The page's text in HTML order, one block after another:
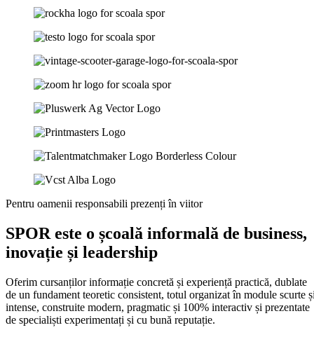
Pentru oamenii responsabili prezenți în viitor
SPOR este o școală informală de business,
inovație și leadership
Oferim cursanților informație concretă și experiență practică, dublate
de un fundament teoretic consistent, totul organizat în module scurte
intense, construite modern, pragmatic și 100% interactiv și prezentate
de specialiști experimentați și cu bună reputație.